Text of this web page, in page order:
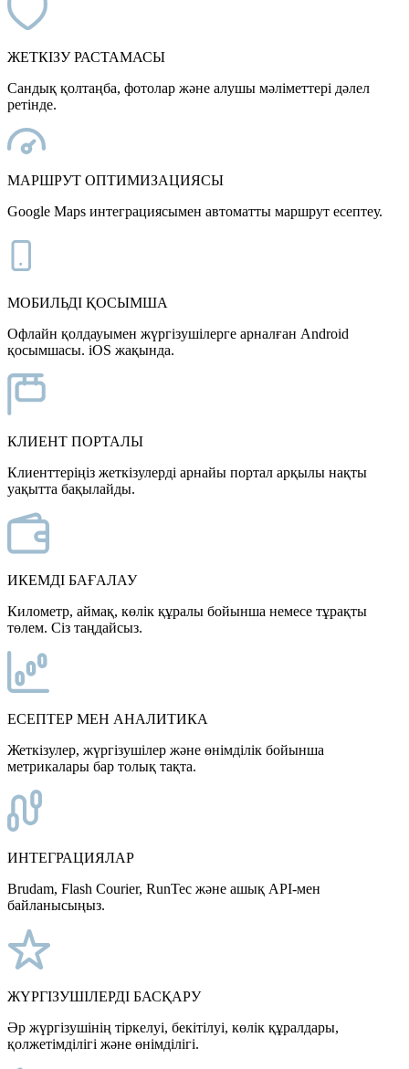
ЖЕТКІЗУ РАСТАМАСЫ
Сандық қолтаңба, фотолар және алушы мәліметтері дәлел
ретінде.
МАРШРУТ ОПТИМИЗАЦИЯСЫ
Google Maps интеграциясымен автоматты маршрут есептеу.
МОБИЛЬДІ ҚОСЫМША
Офлайн қолдауымен жүргізушілерге арналған Android
қосымшасы. iOS жақында.
КЛИЕНТ ПОРТАЛЫ
Клиенттеріңіз жеткізулерді арнайы портал арқылы нақты
уақытта бақылайды.
ИКЕМДІ БАҒАЛАУ
Километр, аймақ, көлік құралы бойынша немесе тұрақты
төлем. Сіз таңдайсыз.
ЕСЕПТЕР МЕН АНАЛИТИКА
Жеткізулер, жүргізушілер және өнімділік бойынша
метрикалары бар толық тақта.
ИНТЕГРАЦИЯЛАР
Brudam, Flash Courier, RunTec және ашық API-мен
байланысыңыз.
ЖҮРГІЗУШІЛЕРДІ БАСҚАРУ
Әр жүргізушінің тіркелуі, бекітілуі, көлік құралдары,
қолжетімділігі және өнімділігі.